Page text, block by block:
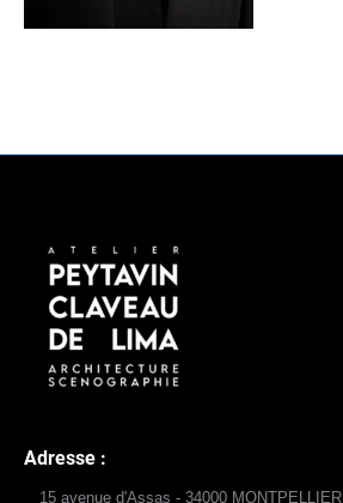
Adresse :
15 avenue d'Assas - 34000 MONTPELLIER